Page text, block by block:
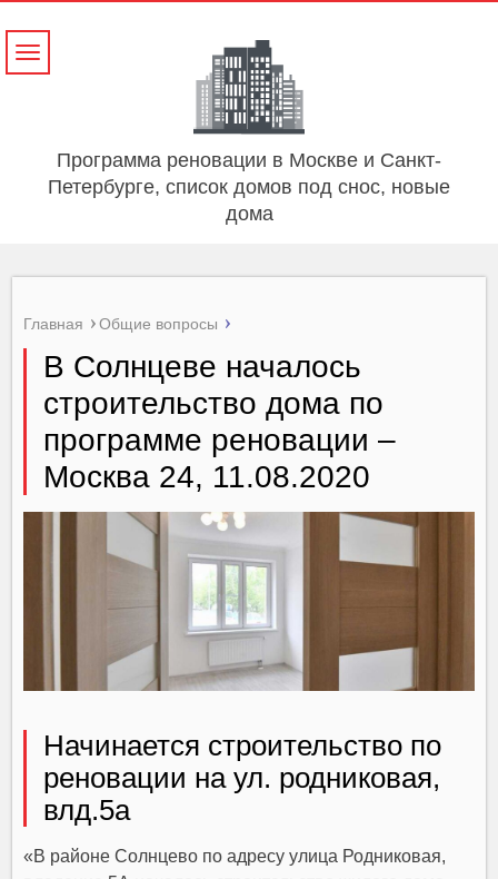
Программа реновации в Москве и Санкт-
Петербурге, список домов под снос, новые
дома
Навигация
Главная Общие вопросы
В Солнцеве началось
строительство дома по
программе реновации –
Москва 24, 11.08.2020
Начинается строительство по
реновации на ул. родниковая,
влд.5а
«В районе Солнцево по адресу улица Родниковая,